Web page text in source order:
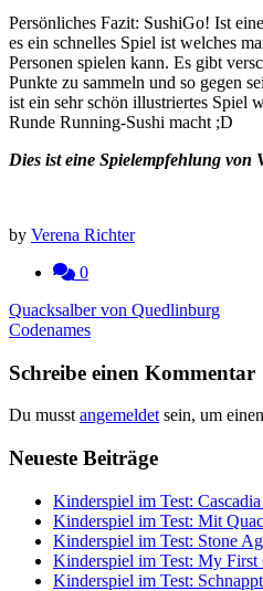
Persönliches Fazit: SushiGo! Ist
es ein schnelles Spiel ist welches
Personen spielen kann. Es gibt
Punkte zu sammeln und so gegen
ist ein sehr schön illustriertes Spiel
Runde Running-Sushi macht ;D
Dies ist eine Spielempfehlung von
by Verena Richter
0
Beitragsnavigation
Quacksalber von Quedlinburg
Codenames
Schreibe einen Kommentar
Du musst angemeldet sein, um
Neueste Beiträge
Kinderspiel im Test:
Kinderspiel im Test: Mit
Kinderspiel im Test: Stone
Kinderspiel im Test: My First
Kinderspiel im Test: